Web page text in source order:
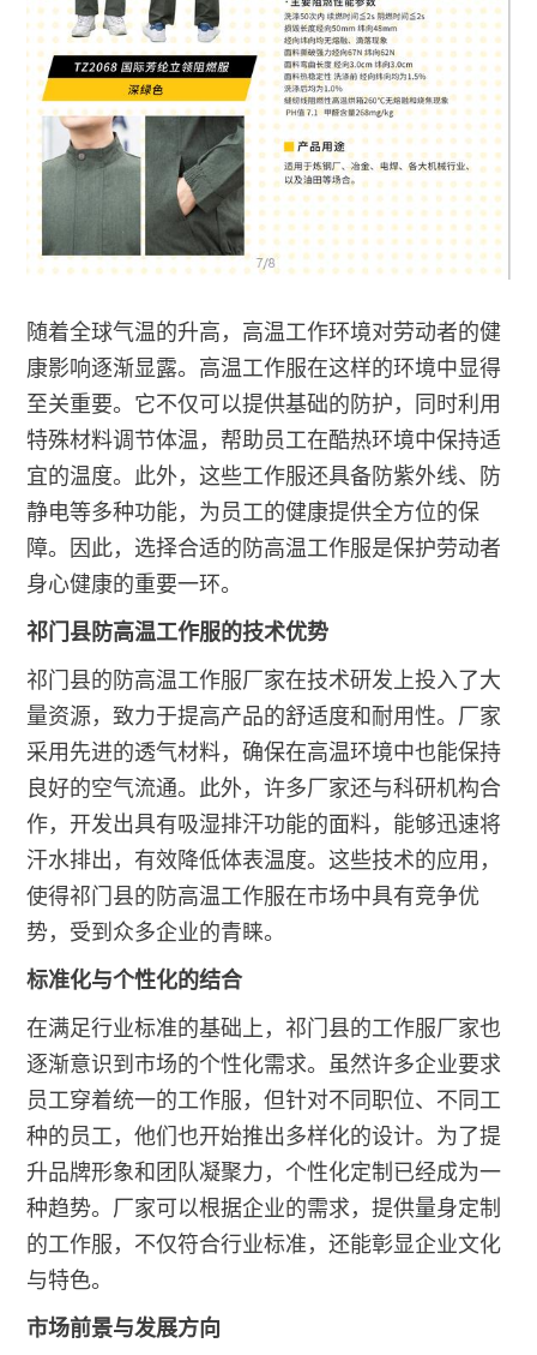
随着全球气温的升高，高温工作环境对劳动者的健
康影响逐渐显露。高温工作服在这样的环境中显得
至关重要。它不仅可以提供基础的防护，同时利用
特殊材料调节体温，帮助员工在酷热环境中保持适
宜的温度。此外，这些工作服还具备防紫外线、防
静电等多种功能，为员工的健康提供全方位的保
障。因此，选择合适的防高温工作服是保护劳动者
身心健康的重要一环。
祁门县防高温工作服的技术优势
祁门县的防高温工作服厂家在技术研发上投入了大
量资源，致力于提高产品的舒适度和耐用性。厂家
采用先进的透气材料，确保在高温环境中也能保持
良好的空气流通。此外，许多厂家还与科研机构合
作，开发出具有吸湿排汗功能的面料，能够迅速将
汗水排出，有效降低体表温度。这些技术的应用，
使得祁门县的防高温工作服在市场中具有竞争优
势，受到众多企业的青睐。
标准化与个性化的结合
在满足行业标准的基础上，祁门县的工作服厂家也
逐渐意识到市场的个性化需求。虽然许多企业要求
员工穿着统一的工作服，但针对不同职位、不同工
种的员工，他们也开始推出多样化的设计。为了提
升品牌形象和团队凝聚力，个性化定制已经成为一
种趋势。厂家可以根据企业的需求，提供量身定制
的工作服，不仅符合行业标准，还能彰显企业文化
与特色。
市场前景与发展方向